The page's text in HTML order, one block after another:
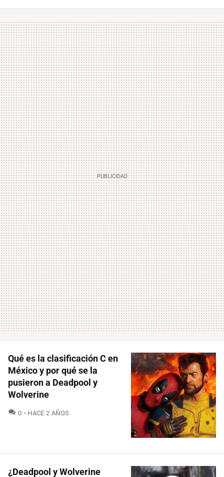
Qué es la clasificación C en
México y por qué se la
pusieron a Deadpool y
Wolverine
0 COMENTARIOS
HACE 2 AÑOS
¿Deadpool y Wolverine